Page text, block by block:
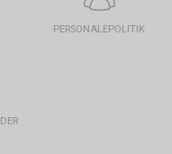
velkommen.
PERSONALEPOLITIK